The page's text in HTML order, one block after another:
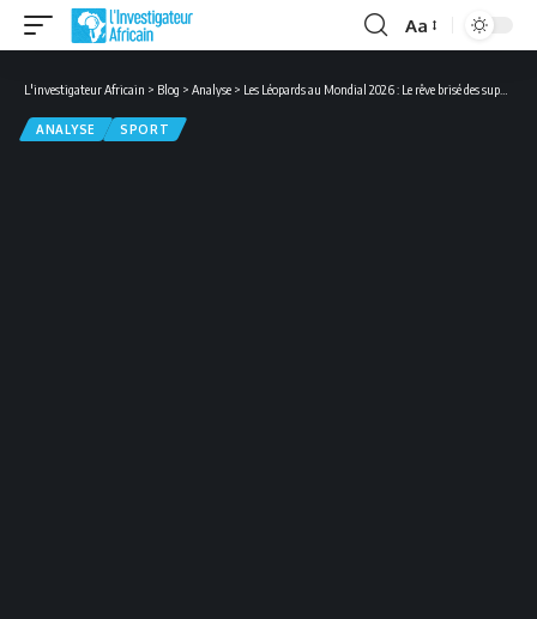
Font
Aa
L'investigateur Africain > Blog > Analyse > Les Léopards au Mondial 2026 : Le rêve brisé des supporters face au mur sanitaire et financier
ANALYSE SPORT